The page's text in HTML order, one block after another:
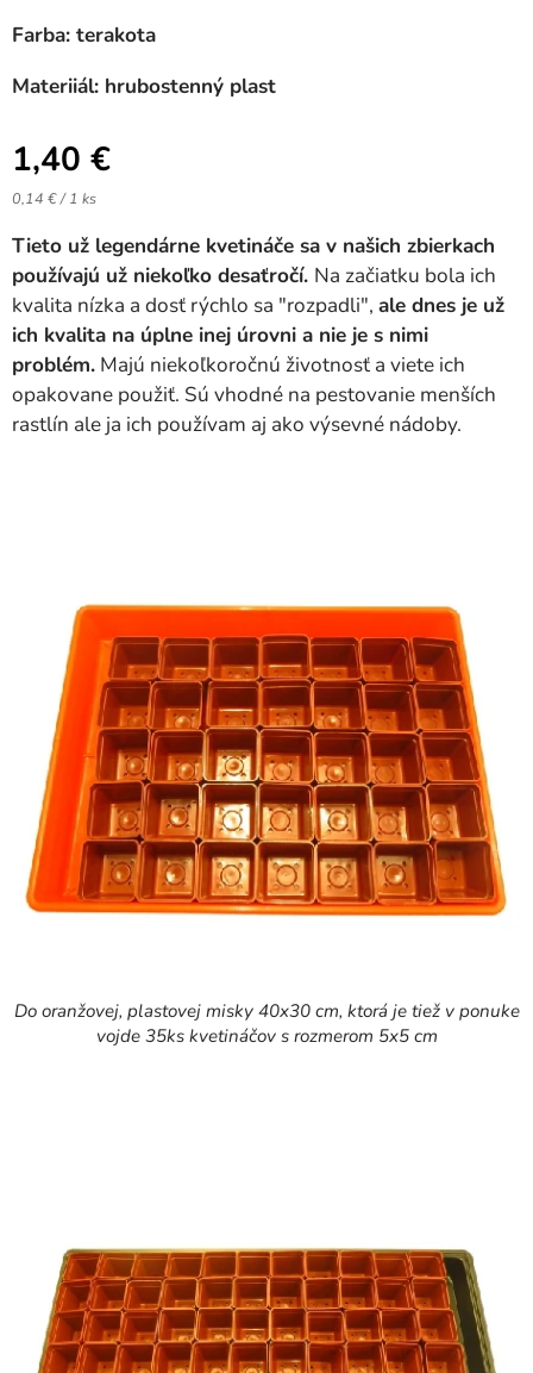
Farba: terakota
Materiiál: hrubostenný plast
1,40 €
0,14 € / 1 ks
Tieto už legendárne kvetináče sa v našich zbierkach
používajú už niekoľko desaťročí. Na začiatku bola ich
kvalita nízka a dosť rýchlo sa "rozpadli", ale dnes je už
ich kvalita na úplne inej úrovni a nie je s nimi
problém. Majú niekoľkoročnú životnosť a viete ich
opakovane použiť. Sú vhodné na pestovanie menších
rastlín ale ja ich používam aj ako výsevné nádoby.
Do oranžovej, plastovej misky 40x30 cm, ktorá je tiež v ponuke
vojde 35ks kvetináčov s rozmerom 5x5 cm